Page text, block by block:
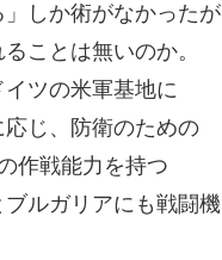
しか術がなかったが
ことは無いのか。
ツの米軍基地に
じ、防衛のための
作戦能力を持つ
ルガリアにも戦闘